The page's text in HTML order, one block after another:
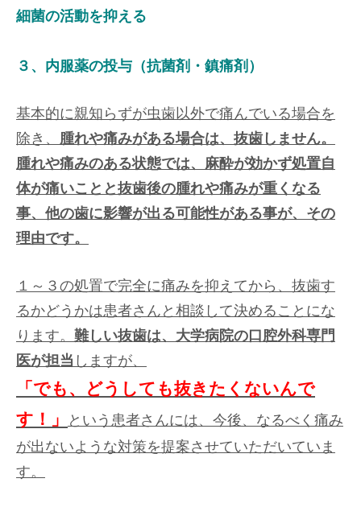
細菌の活動を抑える
３、内服薬の投与（抗菌剤・鎮痛剤）
基本的に親知らずが虫歯以外で痛んでいる場合を
除き、 腫れや痛みがある場合は、抜歯しません。
腫れや痛みのある状態では、麻酔が効かず処置自
体が痛いことと抜歯後の腫れや痛みが重くなる
事、他の歯に影響が出る可能性がある事が、その
理由です。
１～３の処置で完全に痛みを抑えてから、抜歯す
るかどうかは患者さんと相談して決めることにな
ります。 難しい抜歯は、大学病院の口腔外科専門
医が担当 しますが、
「でも、どうしても抜きたくないんで
す！」
という患者さんには、今後、なるべく痛み
が出ないような対策を提案させていただいていま
す。